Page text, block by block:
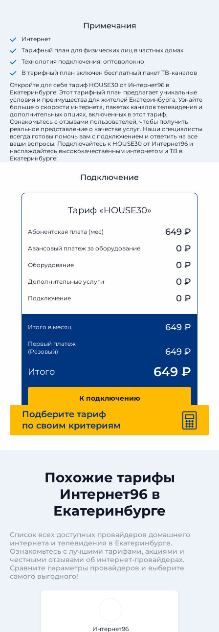
Примечания
Интернет
Тарифный план для физических лиц в частных домах
Технология подключения: оптоволокно
В тарифный план включен бесплатный пакет ТВ-каналов
Откройте для себя тариф HOUSE30 от Интернет96 в
Екатеринбурге! Этот тарифный план предлагает уникальные
условия и преимущества для жителей Екатеринбурга. Узнайте
больше о скорости интернета, пакетах каналов телевидения и
дополнительных опциях, включенных в этот тариф.
Ознакомьтесь с отзывами пользователей, чтобы получить
реальное представление о качестве услуг. Наши специалисты
всегда готовы помочь вам с подключением и ответить на все
ваши вопросы. Подключайтесь к HOUSE30 от Интернет96 и
наслаждайтесь высококачественным интернетом и ТВ в
Екатеринбурге!
Подключение
Тариф «HOUSE30»
Абонентская плата (мес) 649 ₽
Авансовый платеж за оборудование 0 ₽
Оборудование 0 ₽
Дополнительные услуги 0 ₽
Подключение 0 ₽
Итого в месяц 649 ₽
Первый платеж
(Разовый)
649 ₽
Итого
649 ₽
К подключению
Подберите тариф
по своим критериям
Похожие тарифы
Интернет96 в
Екатеринбурге
Список всех доступных провайдеров домашнего
интернета и телевидения в Екатеринбурге.
Ознакомьтесь с лучшими тарифами, акциями и
честными отзывами об интернет-провайдерах.
Сравните параметры провайдеров и выберите
самого выгодного!
Интернет96